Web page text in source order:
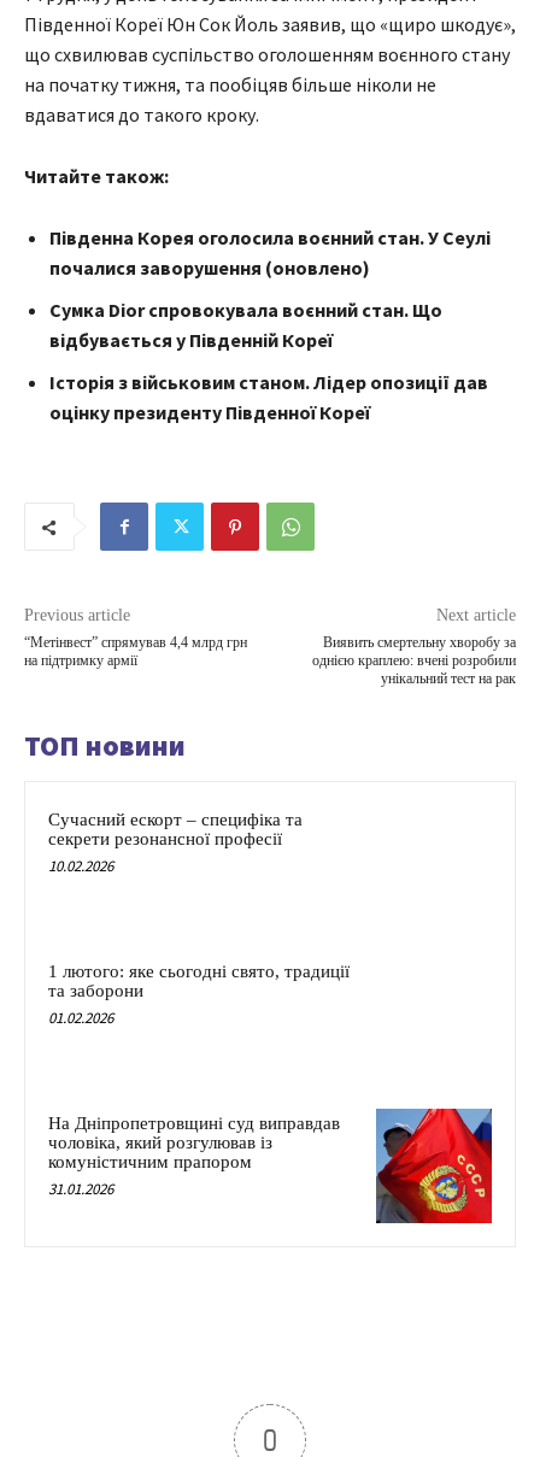
Південної Кореї Юн Сок Йоль заявив, що «щиро шкодує»,
що схвилював суспільство оголошенням воєнного стану
на початку тижня, та пообіцяв більше ніколи не
вдаватися до такого кроку.
Читайте також:
Південна Корея оголосила воєнний стан. У Сеулі
почалися заворушення (оновлено)
Сумка Dior спровокувала воєнний стан. Що
відбувається у Південній Кореї
Історія з військовим станом. Лідер опозиції дав
оцінку президенту Південної Кореї
Previous article
“Метінвест” спрямував 4,4 млрд грн
на підтримку армії
Next article
Виявить смертельну хворобу за
однією краплею: вчені розробили
унікальний тест на рак
ТОП новини
Сучасний ескорт – специфіка та
секрети резонансної професії
10.02.2026
1 лютого: яке сьогодні свято, традиції
та заборони
01.02.2026
На Дніпропетровщині суд виправдав
чоловіка, який розгулював із
комуністичним прапором
31.01.2026
0